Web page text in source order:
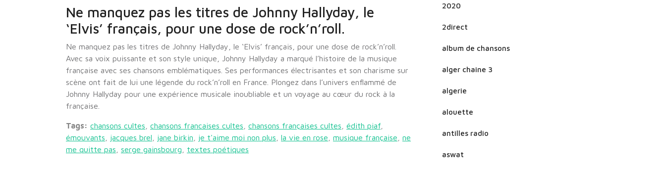
Ne manquez pas les titres de Johnny Hallyday, le
‘Elvis’ français, pour une dose de rock’n’roll.
Ne manquez pas les titres de Johnny Hallyday, le ‘Elvis’ français, pour une dose de rock’n’roll.
Avec sa voix puissante et son style unique, Johnny Hallyday a marqué l’histoire de la musique
française avec ses chansons emblématiques. Ses performances électrisantes et son charisme sur
scène ont fait de lui une légende du rock’n’roll en France. Plongez dans l’univers enflammé de
Johnny Hallyday pour une expérience musicale inoubliable et un voyage au cœur du rock à la
française.
Tags: chansons cultes chansons francaises cultes chansons françaises cultes édith piaf
émouvants
jacques brel jane birkin je t'aime moi non plus la vie en rose musique française
ne
me quitte pas
serge gainsbourg textes poétiques
2020
2direct
album de chansons
alger chaine 3
algerie
alouette
antilles radio
aswat